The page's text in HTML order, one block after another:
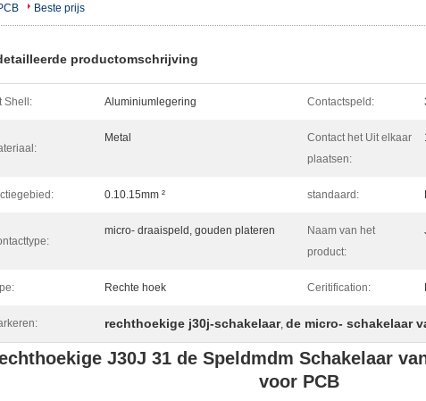
Beste prijs
productomschrijving
Shell: Aluminiumlegering Contactspeld:
Metal
Contact het Uit elkaar
plaatsen:
0.10.15mm ² standaard:
micro- draaispeld, gouden plateren
Naam van het
product:
Rechte hoek Ceritification:
rechthoekige j30j-schakelaar, de micro- schakelaar
J30J 31 de Speldmdm Schakelaar
voor PCB